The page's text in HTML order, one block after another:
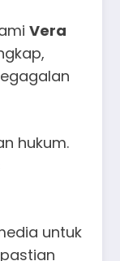
Vera
hukum.
untuk